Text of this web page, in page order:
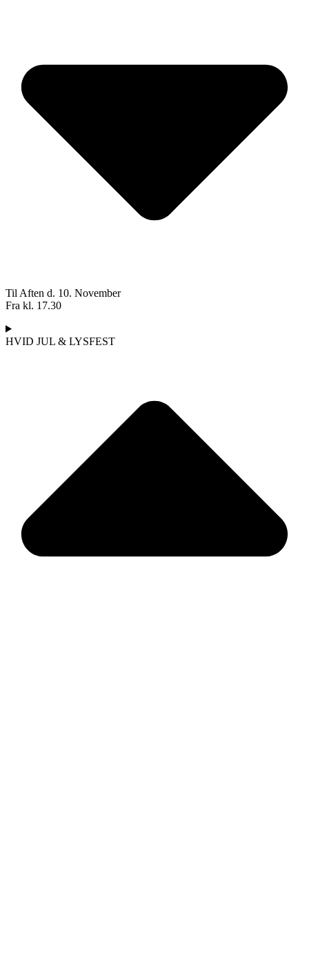
Til Aften d. 10. November
Fra kl. 17.30
HVID JUL & LYSFEST